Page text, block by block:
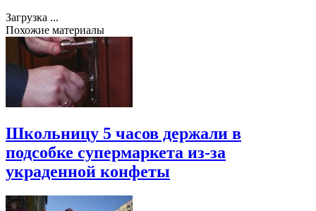
Загрузка ...
Похожие материалы
Школьницу 5 часов держали в
подсобке супермаркета из-за
украденной конфеты